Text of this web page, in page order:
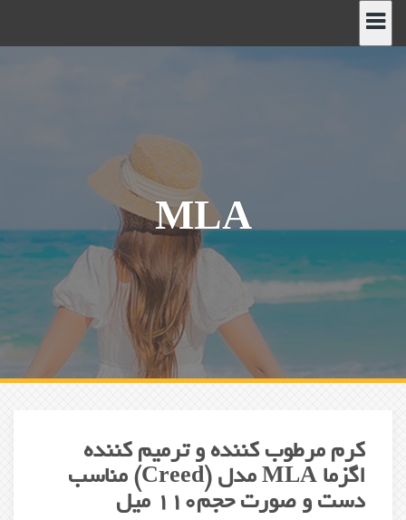
پرش
MLA
کرم مرطوب کننده و ترمیم کننده
اگزما MLA مدل (Creed) مناسب
دست و صورت حجم110 میل